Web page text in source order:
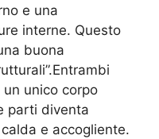
e una
interne. Questo
buona
unico corpo
parti diventa
e accogliente.